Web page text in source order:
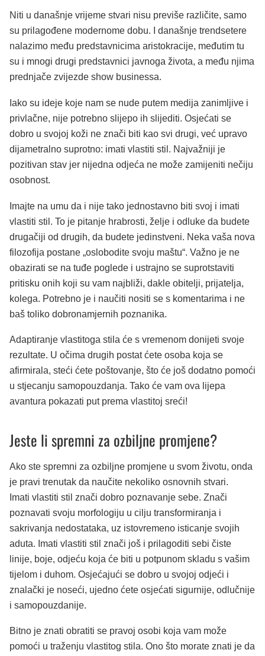
Niti u današnje vrijeme stvari nisu previše različite, samo
su prilagođene modernome dobu. I današnje trendsetere
nalazimo među predstavnicima aristokracije, međutim tu
su i mnogi drugi predstavnici javnoga života, a među njima
prednjače zvijezde show businessa.
Iako su ideje koje nam se nude putem medija zanimljive i
privlačne, nije potrebno slijepo ih slijediti. Osjećati se
dobro u svojoj koži ne znači biti kao svi drugi, već upravo
dijametralno suprotno: imati vlastiti stil. Najvažniji je
pozitivan stav jer nijedna odjeća ne može zamijeniti nečiju
osobnost.
Imajte na umu da i nije tako jednostavno biti svoj i imati
vlastiti stil. To je pitanje hrabrosti, želje i odluke da budete
drugačiji od drugih, da budete jedinstveni. Neka vaša nova
filozofija postane „oslobodite svoju maštu“. Važno je ne
obazirati se na tuđe poglede i ustrajno se suprotstaviti
pritisku onih koji su vam najbliži, dakle obitelji, prijatelja,
kolega. Potrebno je i naučiti nositi se s komentarima i ne
baš toliko dobronamjernih poznanika.
Adaptiranje vlastitoga stila će s vremenom donijeti svoje
rezultate. U očima drugih postat ćete osoba koja se
afirmirala, steći ćete poštovanje, što će još dodatno pomoći
u stjecanju samopouzdanja. Tako će vam ova lijepa
avantura pokazati put prema vlastitoj sreći!
Jeste li spremni za ozbiljne promjene?
Ako ste spremni za ozbiljne promjene u svom životu, onda
je pravi trenutak da naučite nekoliko osnovnih stvari.
Imati vlastiti stil znači dobro poznavanje sebe. Znači
poznavati svoju morfologiju u cilju transformiranja i
sakrivanja nedostataka, uz istovremeno isticanje svojih
aduta. Imati vlastiti stil znači još i prilagoditi sebi čiste
linije, boje, odjeću koja će biti u potpunom skladu s vašim
tijelom i duhom. Osjećajući se dobro u svojoj odjeći i
znalački je noseći, ujedno ćete osjećati sigurnije, odlučnije
i samopouzdanije.
Bitno je znati obratiti se pravoj osobi koja vam može
pomoći u traženju vlastitog stila. Ono što morate znati je da